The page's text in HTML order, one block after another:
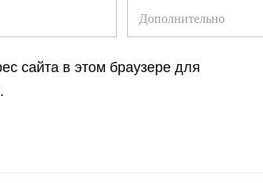
сайта в этом браузере для